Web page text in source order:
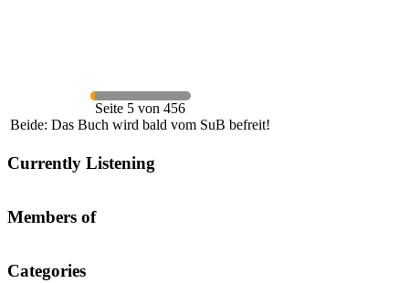
Seite 5 von 456
Beide: Das Buch wird bald vom SuB befreit!
Currently Listening
Members of
Categories